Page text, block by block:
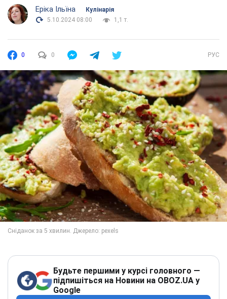
Еріка Ільїна
Кулінарія
5.10.2024 08:00
1,1 т.
0 0 РУС
Будьте першими у курсі головного —
підпишіться на Новини на OBOZ.UA у
Google